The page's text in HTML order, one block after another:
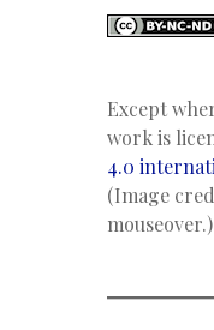
Except
work is
4.0
(Image
mouseover.)